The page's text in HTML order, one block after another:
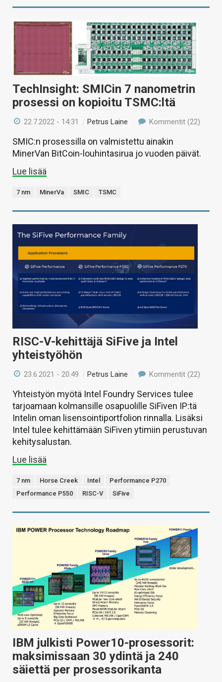
TechInsight: SMICin 7 nanometrin
prosessi on kopioitu TSMC:ltä
22.7.2022 - 14:31 /Petrus Laine Kommentit (22)
SMIC:n prosessilla on valmistettu ainakin
MinerVan BitCoin-louhintasirua jo vuoden päivät.
Lue lisää
7 nm MinerVa SMIC TSMC
RISC-V-kehittäjä SiFive ja Intel
yhteistyöhön
23.6.2021 - 20:49 /Petrus Laine Kommentit (22)
Yhteistyön myötä Intel Foundry Services tulee
tarjoamaan kolmansille osapuolille SiFiven IP:tä
Intelin oman lisensointiportfolion rinnalla. Lisäksi
Intel tulee kehittämään SiFiven ytimiin perustuvan
kehitysalustan.
Lue lisää
7 nm Horse Creek Intel
Performance P270
Performance P550
RISC-V SiFive
IBM julkisti Power10-prosessorit:
maksimissaan 30 ydintä ja 240
säiettä per prosessorikanta